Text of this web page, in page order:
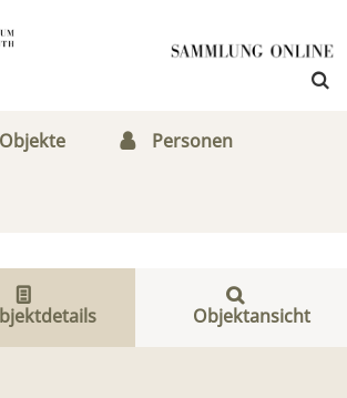
Objekte Personen
Objektansicht